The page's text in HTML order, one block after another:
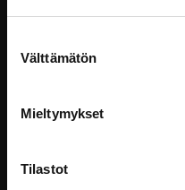
valinta
Välttämätön
Mieltymykset
Tilastot